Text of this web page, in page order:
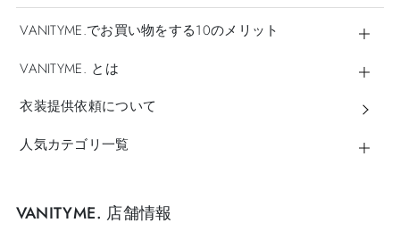
VANITYME.でお買い物をする10のメリット
VANITYME. とは
衣装提供依頼について
人気カテゴリ一覧
VANITYME. 店舗情報